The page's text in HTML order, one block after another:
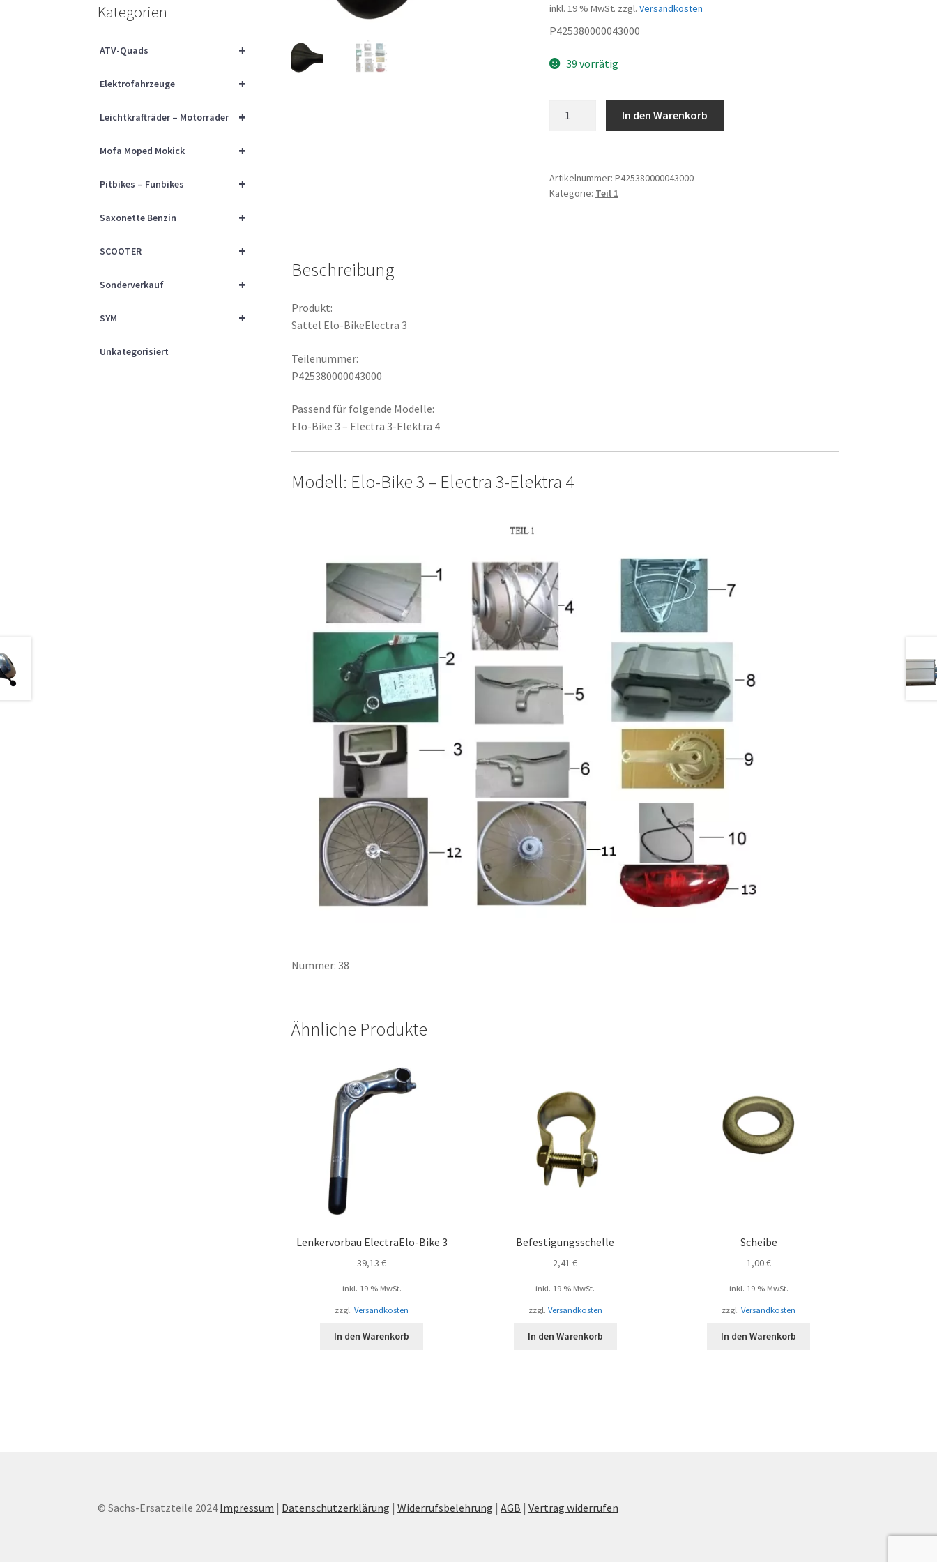
inkl. 19 % MwSt. zzgl. Versandkosten
P425380000043000
39 vorrätig
Menge
In den Warenkorb
Artikelnummer: P425380000043000
Kategorie: Teil 1
Beschreibung
Produkt:
Sattel Elo-BikeElectra 3
Teilenummer:
P425380000043000
Passend für folgende Modelle:
Elo-Bike 3 – Electra 3-Elektra 4
Modell: Elo-Bike 3 – Electra 3-Elektra 4
Nummer: 38
Ähnliche Produkte
Lenkervorbau ElectraElo-Bike 3
39,13€
inkl. 19 % MwSt.
zzgl.Versandkosten
In den Warenkorb
Befestigungsschelle
2,41€
inkl. 19 % MwSt.
zzgl. Versandkosten
In den Warenkorb
Scheibe
1,00€
inkl. 19 % MwSt.
zzgl.Versandkosten
In den Warenkorb
Kategorien
+
ATV-Quads
+
Elektrofahrzeuge
+
Leichtkrafträder – Motorräder
+
Mofa Moped Mokick
+
Pitbikes – Funbikes
+
Saxonette Benzin
+
SCOOTER
+
Sonderverkauf
+
SYM
Unkategorisiert
© Sachs-Ersatzteile 2024 Impressum | Datenschutzerklärung |Widerrufsbelehrung |AGB |Vertrag widerrufen